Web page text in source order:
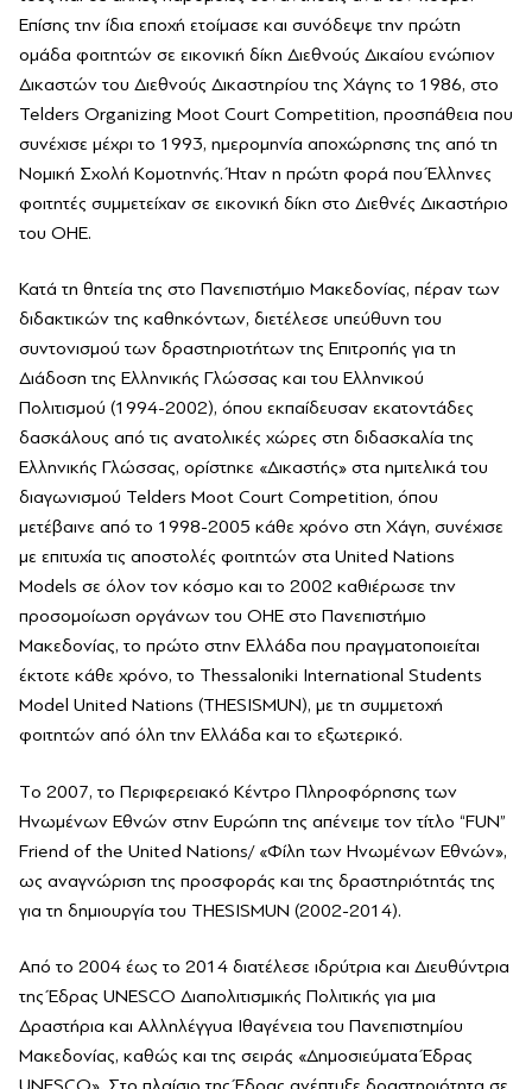
Επίσης την ίδια εποχή ετοίμασε και συνόδεψε την πρώτη
ομάδα φοιτητών σε εικονική δίκη Διεθνούς Δικαίου ενώπιον
Δικαστών του Διεθνούς Δικαστηρίου της Χάγης το 1986, στο
Telders Organizing Moot Court Competition, προσπάθεια που
συνέχισε μέχρι το 1993, ημερομηνία αποχώρησης της από τη
Νομική Σχολή Κομοτηνής. Ήταν η πρώτη φορά που Έλληνες
φοιτητές συμμετείχαν σε εικονική δίκη στο Διεθνές Δικαστήριο
του ΟΗΕ.
Κατά τη θητεία της στο Πανεπιστήμιο Μακεδονίας, πέραν των
διδακτικών της καθηκόντων, διετέλεσε υπεύθυνη του
συντονισμού των δραστηριοτήτων της Επιτροπής για τη
Διάδοση της Ελληνικής Γλώσσας και του Ελληνικού
Πολιτισμού (1994-2002), όπου εκπαίδευσαν εκατοντάδες
δασκάλους από τις ανατολικές χώρες στη διδασκαλία της
Ελληνικής Γλώσσας, ορίστηκε «Δικαστής» στα ημιτελικά του
διαγωνισμού Telders Moot Court Competition, όπου
μετέβαινε από το 1998-2005 κάθε χρόνο στη Χάγη, συνέχισε
με επιτυχία τις αποστολές φοιτητών στα United Nations
Models σε όλον τον κόσμο και το 2002 καθιέρωσε την
προσομοίωση οργάνων του ΟΗΕ στο Πανεπιστήμιο
Μακεδονίας, το πρώτο στην Ελλάδα που πραγματοποιείται
έκτοτε κάθε χρόνο, το Thessaloniki International Students
Model United Nations (THESISMUN), με τη συμμετοχή
φοιτητών από όλη την Ελλάδα και το εξωτερικό.
Tο 2007, το Περιφερειακό Κέντρο Πληροφόρησης των
Ηνωμένων Εθνών στην Ευρώπη της απένειμε τον τίτλο “FUN”
Friend of the United Nations/ «Φίλη των Ηνωμένων Εθνών»,
ως αναγνώριση της προσφοράς και της δραστηριότητάς της
για τη δημιουργία του THESISMUN (2002-2014).
Από το 2004 έως το 2014 διατέλεσε ιδρύτρια και Διευθύντρια
της Έδρας UNESCO Διαπολιτισμικής Πολιτικής για μια
Δραστήρια και Αλληλέγγυα Ιθαγένεια του Πανεπιστημίου
Μακεδονίας, καθώς και της σειράς «Δημοσιεύματα Έδρας